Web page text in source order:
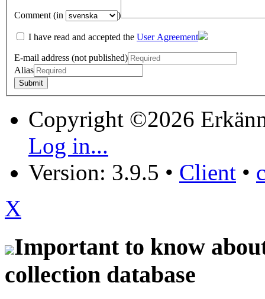
Comment (in )
I have read and accepted the User Agreement
E-mail address (not published)
Alias
Copyright ©2026
Log in...
Version: 3.9.5 • Client •
X
Important to know
collection database